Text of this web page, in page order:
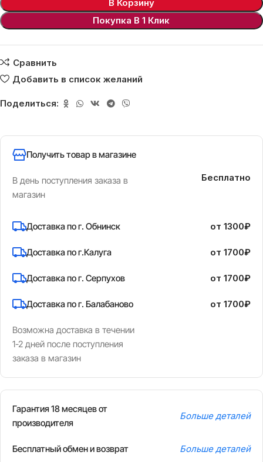
В Корзину
Покупка В 1 Клик
Сравнить
Добавить в список желаний
Поделиться:
Получить товар в магазине
В день поступления заказа в
магазин
Бесплатно
Доставка по г. Обнинск
Доставка по г.Калуга
Доставка по г. Серпухов
Доставка по г. Балабаново
Возможна доставка в течении
1-2 дней после поступления
заказа в магазин
от 1300₽
от 1700₽
от 1700₽
от 1700₽
Гарантия 18 месяцев от
производителя
Больше деталей
Бесплатный обмен и возврат Больше деталей